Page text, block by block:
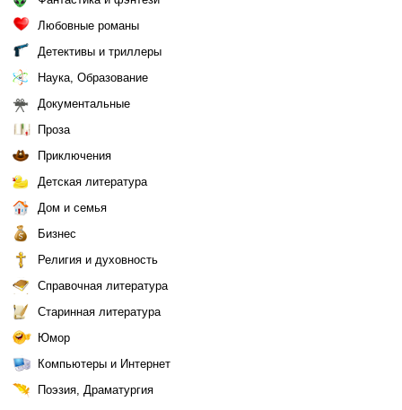
Любовные романы
Детективы и триллеры
Наука, Образование
Документальные
Проза
Приключения
Детская литература
Дом и семья
Бизнес
Религия и духовность
Справочная литература
Старинная литература
Юмор
Компьютеры и Интернет
Поэзия, Драматургия